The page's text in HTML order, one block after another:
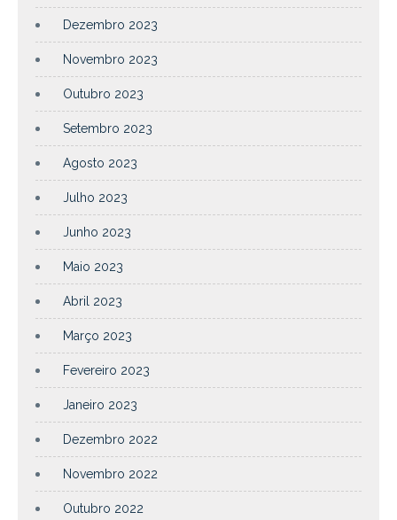
Dezembro 2023
Novembro 2023
Outubro 2023
Setembro 2023
Agosto 2023
Julho 2023
Junho 2023
Maio 2023
Abril 2023
Março 2023
Fevereiro 2023
Janeiro 2023
Dezembro 2022
Novembro 2022
Outubro 2022